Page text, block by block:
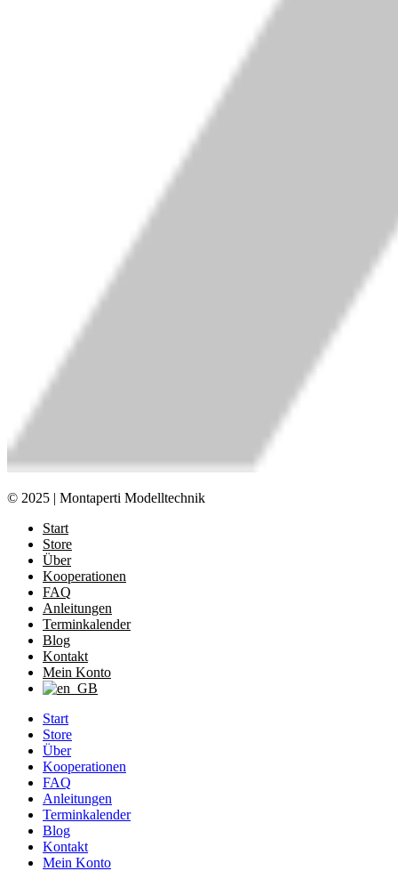
© 2025 | Montaperti Modelltechnik
Start
Store
Über
Kooperationen
FAQ
Anleitungen
Terminkalender
Blog
Kontakt
Mein Konto
Start
Store
Über
Kooperationen
FAQ
Anleitungen
Terminkalender
Blog
Kontakt
Mein Konto